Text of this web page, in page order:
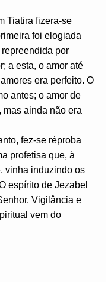
Tiatira fizera-se
foi elogiada
por
a esta, o amor até
era perfeito. O
antes; o amor de
mas ainda não era
fez-se réproba
profetisa que, à
vinha induzindo os
espírito de Jezabel
Vigilância e
vem do